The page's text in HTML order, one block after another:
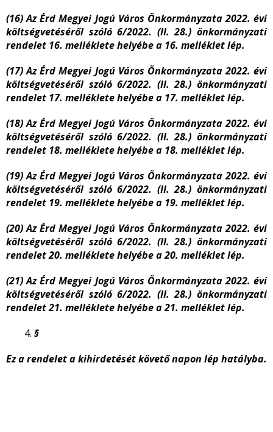
(16) Az Érd Megyei Jogú Város Önkormányzata 2022. évi
költségvetéséről szóló 6/2022. (II. 28.) önkormányzati
rendelet 16. melléklete helyébe a 16. melléklet lép.
(17) Az Érd Megyei Jogú Város Önkormányzata 2022. évi
költségvetéséről szóló 6/2022. (II. 28.) önkormányzati
rendelet 17. melléklete helyébe a 17. melléklet lép.
(18) Az Érd Megyei Jogú Város Önkormányzata 2022. évi
költségvetéséről szóló 6/2022. (II. 28.) önkormányzati
rendelet 18. melléklete helyébe a 18. melléklet lép.
(19) Az Érd Megyei Jogú Város Önkormányzata 2022. évi
költségvetéséről szóló 6/2022. (II. 28.) önkormányzati
rendelet 19. melléklete helyébe a 19. melléklet lép.
(20) Az Érd Megyei Jogú Város Önkormányzata 2022. évi
költségvetéséről szóló 6/2022. (II. 28.) önkormányzati
rendelet 20. melléklete helyébe a 20. melléklet lép.
(21) Az Érd Megyei Jogú Város Önkormányzata 2022. évi
költségvetéséről szóló 6/2022. (II. 28.) önkormányzati
rendelet 21. melléklete helyébe a 21. melléklet lép.
§
Ez a rendelet a kihirdetését követő napon lép hatályba.